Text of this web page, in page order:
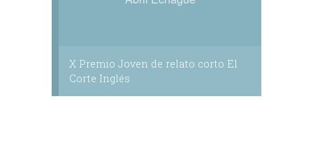
X Premio Joven de relato corto El
Corte Inglés